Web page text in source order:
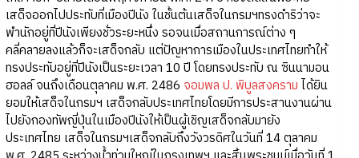
เสด็จออกไปประทับที่เมืองปีนัง ในชั้นต้นเสด็จในกรมฯทรงดำริว่าจะ
พำนักอยู่ที่ปีนังเพียงชั่วระยะหนึ่ง รอจนเมื่อสถานการณ์ต่าง ๆ
คลี่คลายลงแล้วก็จะเสด็จกลับ แต่ปัญหาการเมืองในประเทศไทยทำให้
ทรงประทับอยู่ที่ปีนังเป็นระยะเวลา 10 ปี โดยทรงประทับ ณ ซินนามอน
ฮอลล์ จนถึงเดือนตุลาคม พ.ศ. 2486 จอมพล ป. พิบูลสงคราม ได้ยิน
ยอมให้เสด็จในกรมฯ เสด็จกลับประเทศไทยโดยมีการประสานงานผ่าน
ไปยังกองทัพญี่ปุ่นในเมืองปีนังให้เป็นผู้เชิญเสด็จกลับมายัง
ประเทศไทย เสด็จในกรมฯเสด็จกลับถึงวังวรดิศในวันที่ 14 ตุลาคม